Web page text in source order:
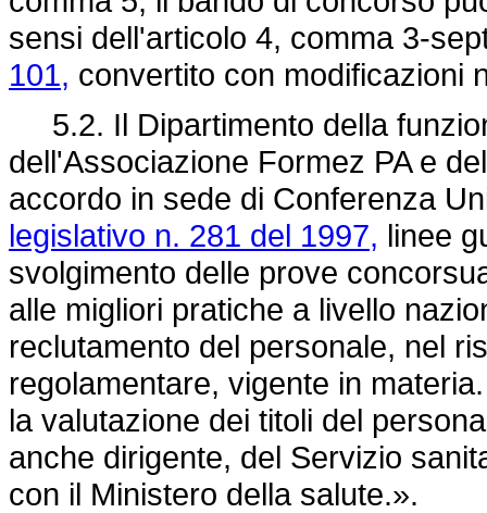
sensi dell'articolo 4, comma 3-
101, convertito con modificazioni
5.2. Il Dipartimento della
dell'Associazione Formez PA e
accordo in sede di Conferenza
legislativo n. 281 del 1997, linee
svolgimento delle prove
alle migliori pratiche a livello
reclutamento del personale, nel
regolamentare, vigente in
la valutazione dei titoli del
anche dirigente, del Servizio
con il Ministero della salute.».